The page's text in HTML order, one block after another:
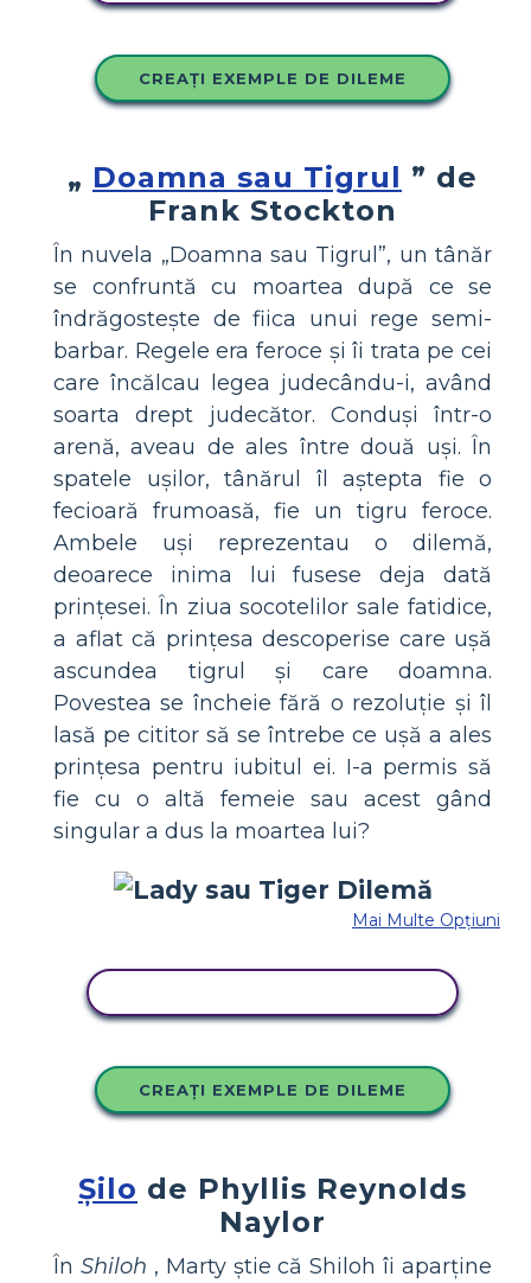
CREAȚI EXEMPLE DE DILEME
„ Doamna sau Tigrul ” de
Frank Stockton
În nuvela „Doamna sau Tigrul”, un tânăr
se confruntă cu moartea după ce se
îndrăgostește de fiica unui rege semi-
barbar. Regele era feroce și îi trata pe cei
care încălcau legea judecându-i, având
soarta drept judecător. Conduși într-o
arenă, aveau de ales între două uși. În
spatele ușilor, tânărul îl aștepta fie o
fecioară frumoasă, fie un tigru feroce.
Ambele uși reprezentau o dilemă,
deoarece inima lui fusese deja dată
prințesei. În ziua socotelilor sale fatidice,
a aflat că prințesa descoperise care ușă
ascundea tigrul și care doamna.
Povestea se încheie fără o rezoluție și îl
lasă pe cititor să se întrebe ce ușă a ales
prințesa pentru iubitul ei. I-a permis să
fie cu o altă femeie sau acest gând
singular a dus la moartea lui?
Mai Multe Opțiuni
CREAȚI EXEMPLE DE DILEME
Șilo de Phyllis Reynolds
Naylor
În Shiloh , Marty știe că Shiloh îi aparține